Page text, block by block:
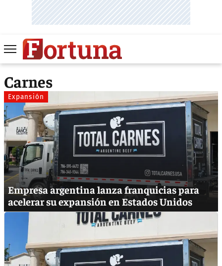
Carnes
Expansión
Empresa argentina lanza franquicias para
acelerar su expansión en Estados Unidos